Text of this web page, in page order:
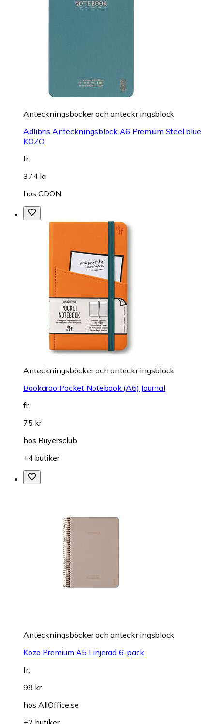
Anteckningsböcker och anteckningsblock
Adlibris Anteckningsblock A6 Premium Steel blue
KOZO
fr.
374 kr
hos CDON
Anteckningsböcker och anteckningsblock
Bookaroo Pocket Notebook (A6) Journal
fr.
75 kr
hos Buyersclub
+4 butiker
Anteckningsböcker och anteckningsblock
Kozo Premium A5 Linjerad 6-pack
fr.
99 kr
hos AllOffice.se